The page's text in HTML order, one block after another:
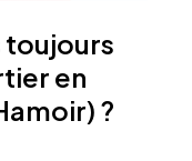
en
?